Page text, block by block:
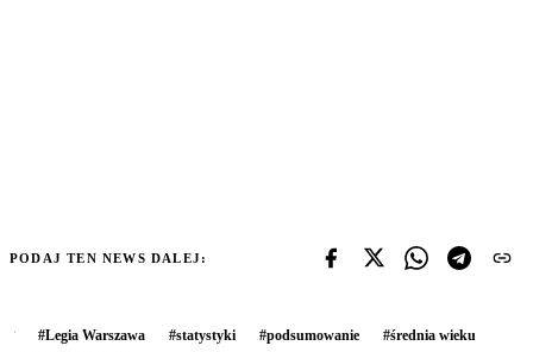
PODAJ TEN NEWS DALEJ:
#Legia Warszawa #statystyki #podsumowanie #średnia wieku